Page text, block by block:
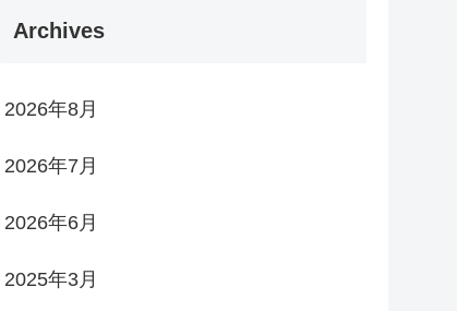
Archives
2026年8月
2026年7月
2026年6月
2025年3月